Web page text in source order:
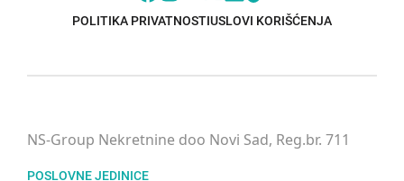
POLITIKA PRIVATNOSTIUSLOVI KORIŠĆENJA
NS-Group Nekretnine doo Novi Sad, Reg.br. 711
POSLOVNE JEDINICE